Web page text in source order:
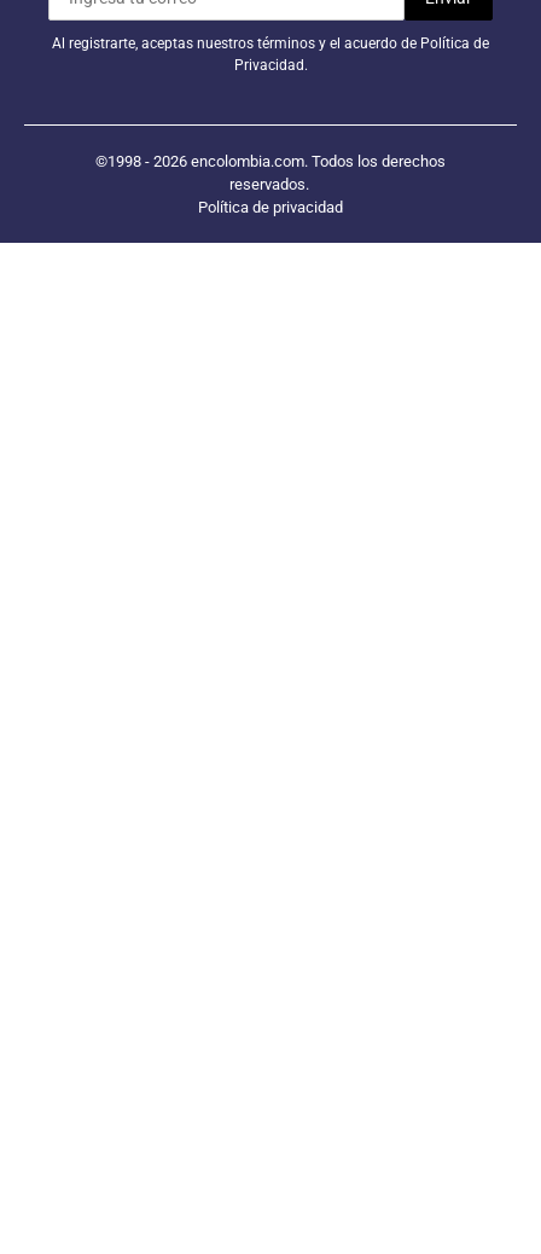
Al registrarte, aceptas nuestros términos y el acuerdo de Política de
Privacidad.
©1998 - 2026 encolombia.com. Todos los derechos
reservados.
Política de privacidad